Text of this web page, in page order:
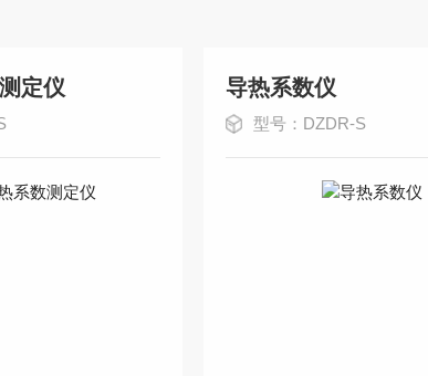
定仪 导热系数仪
型号：DZDR-S